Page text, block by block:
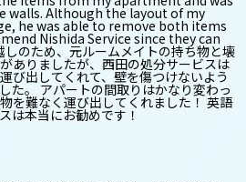
walls. Although the layout of my
he was able to remove both items
Nishida Service since they can
のため、元ルームメイトの持ち物と壊
ありましたが、西田の処分サービスは
び出してくれて、壁を傷つけないよう
た。 アパートの間取りはかなり変わっ
を難なく運び出してくれました！ 英語
は本当にお勧めです！